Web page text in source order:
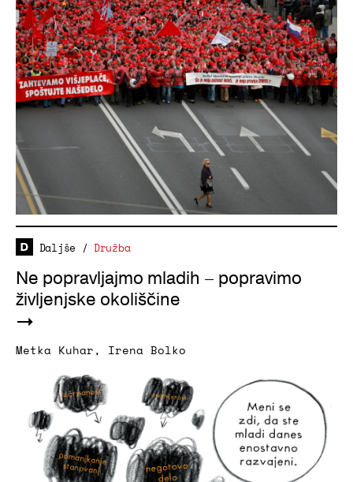
Daljše / Družba
Ne popravljajmo mladih – popravimo
življenjske okoliščine
Metka Kuhar, Irena Bolko